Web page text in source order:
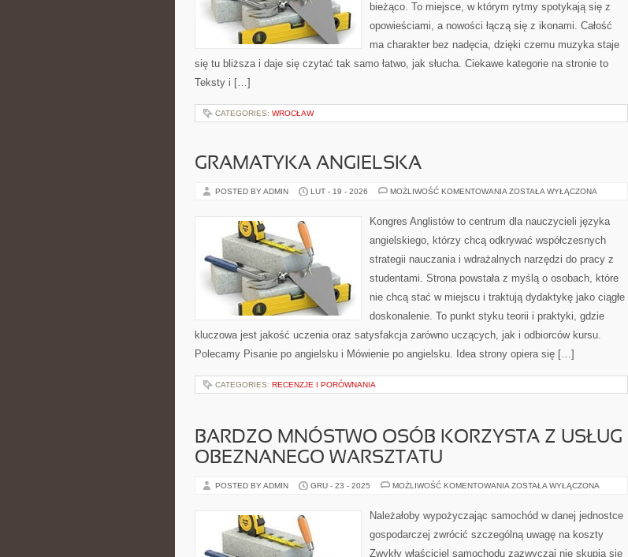
bieżąco. To miejsce, w którym rytmy spotykają się z
opowieściami, a nowości łączą się z ikonami. Całość
ma charakter bez nadęcia, dzięki czemu muzyka staje
się tu bliższa i daje się czytać tak samo łatwo, jak słucha. Ciekawe kategorie na stronie to
Teksty i […]
CATEGORIES: WROCŁAW
GRAMATYKA ANGIELSKA
POSTED BY ADMIN LUT - 19 - 2026 MOŻLIWOŚĆ KOMENTOWANIA GRAMATYKA
ZOSTAŁA WYŁĄCZONA
Kongres Anglistów to centrum dla nauczycieli języka
angielskiego, którzy chcą odkrywać współczesnych
strategii nauczania i wdrażalnych narzędzi do pracy z
studentami. Strona powstała z myślą o osobach, które
nie chcą stać w miejscu i traktują dydaktykę jako ciągłe
doskonalenie. To punkt styku teorii i praktyki, gdzie
kluczowa jest jakość uczenia oraz satysfakcja zarówno uczących, jak i odbiorców kursu.
Polecamy Pisanie po angielsku i Mówienie po angielsku. Idea strony opiera się […]
CATEGORIES: RECENZJE I PORÓWNANIA
BARDZO MNÓSTWO OSÓB KORZYSTA Z USŁUG
OBEZNANEGO WARSZTATU
POSTED BY ADMIN GRU - 23 - 2025 MOŻLIWOŚĆ KOMENTOWANIA BARDZO
KORZYSTA
Z
OBEZNANEGO
ZOSTAŁA WYŁĄCZONA
Należałoby wypożyczając samochód w danej jednostce
gospodarczej zwrócić szczególną uwagę na koszty
Zwykły właściciel samochodu zazwyczaj nie skupia się